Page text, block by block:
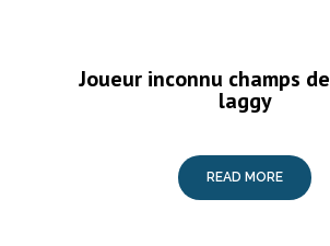
Joueur inconnu champs
laggy
READ MORE